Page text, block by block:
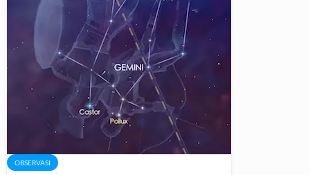
OBSERVASI